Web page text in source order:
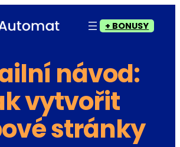
+ BONUSY
návod:
vytvořit
stránky